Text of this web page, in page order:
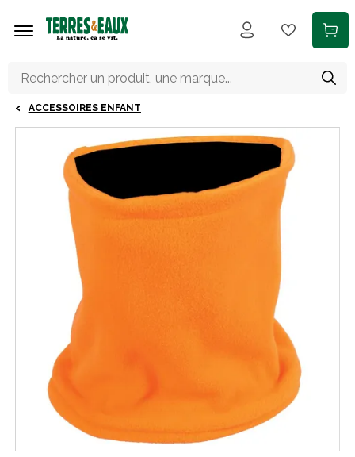
ACCESSOIRES ENFANT